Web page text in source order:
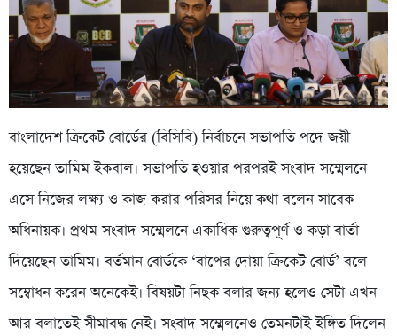
বাংলাদেশ ক্রিকেট বোর্ডের (বিসিবি) নির্বাচনে সভাপতি পদে জয়ী
হয়েছেন তামিম ইকবাল। সভাপতি হওয়ার পরপরই সংবাদ সম্মেলনে
এসে নিজের লক্ষ্য ও কাজ করার পরিসর নিয়ে কথা বলেন সাবেক
অধিনায়ক। প্রথম সংবাদ সম্মেলনে একাধিক গুরুত্বপূর্ণ ও কড়া বার্তা
দিয়েছেন তামিম। বর্তমান বোর্ডকে ‘বাপের দোয়া ক্রিকেট বোর্ড’ বলে
সম্বোধন করেন অনেকেই। বিষয়টা নিছক বলার জন্য হলেও সেটা এখন
আর বলাতেই সীমাবদ্ধ নেই। সংবাদ সম্মেলনেও তেমনটাই ইঙ্গিত দিলেন